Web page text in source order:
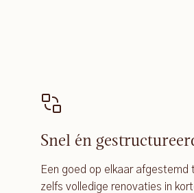
Snel én
Een goed op elkaar
zelfs volledige renovaties in